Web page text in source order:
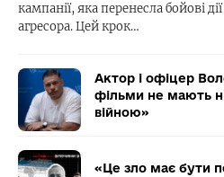
кампанії, яка перенесла бойові
агресора. Цей крок…
Актор і офіцер
фільми не мають
війною»
«Це зло має бути